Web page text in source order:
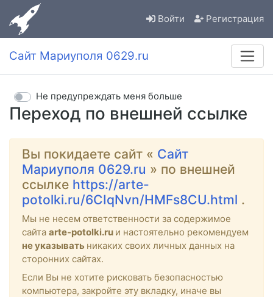
Войти Регистрация
Сайт Мариуполя 0629.ru
Переход по внешней ссылке
Не предупреждать меня больше
Вы покидаете сайт « Сайт
Мариуполя 0629.ru » по внешней
ссылке https://arte-
potolki.ru/6CIqNvn/HMFs8CU.html .
Мы не несем ответственности за содержимое
сайта arte-potolki.ru и настоятельно рекомендуем
не указывать никаких своих личных данных на
сторонних сайтах.
Если Вы не хотите рисковать безопасностью
компьютера, закройте эту вкладку, иначе вы